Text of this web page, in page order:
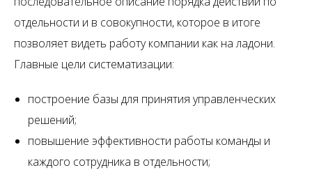
отдельности и в совокупности, которое в итоге
позволяет видеть работу компании как на ладони.
Главные цели систематизации:
построение базы для принятия управленческих
решений;
повышение эффективности работы команды и
каждого сотрудника в отдельности;